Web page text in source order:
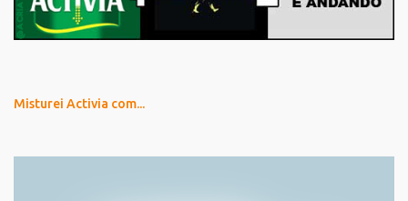
Misturei Activia com...